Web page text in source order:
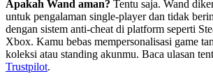
Apakah Wand aman? Tentu saja. Wand
untuk pengalaman single-player dan tidak
dengan sistem anti-cheat di platform seperti
Xbox. Kamu bebas mempersonalisasi game
koleksi atau standing akunmu. Baca ulasan
Trustpilot.